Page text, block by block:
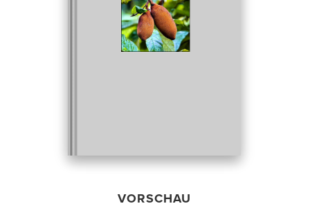
VORSCHAU